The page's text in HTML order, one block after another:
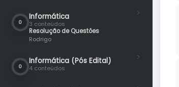
0
Informática
3 conteúdos
Resolução de Questões
Rodrigo
0
Informática (Pós Edital)
4 conteúdos